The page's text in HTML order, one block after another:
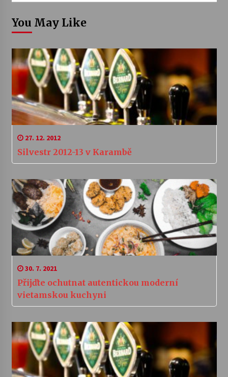
You May Like
27. 12. 2012
Silvestr 2012-13 v Karambě
30. 7. 2021
Přijďte ochutnat autentickou moderní
vietamskou kuchyni